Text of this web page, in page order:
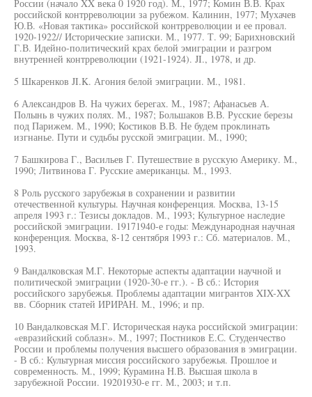
России (начало XX века 0 1920 год). М., 1977; Комин В.В. Крах
российской контрреволюции за рубежом. Калинин, 1977; Мухачев
Ю.В. «Новая тактика» российской контрреволюции и ее провал.
1920-1922// Исторические записки. М., 1977. Т. 99; Барихновский
Г.В. Идейно-политический крах белой эмиграции и разгром
внутренней контрреволюции (1921-1924). JI., 1978, и др.
5 Шкаренков JI.K. Агония белой эмиграции. М., 1981.
6 Александров В. На чужих берегах. М., 1987; Афанасьев А.
Полынь в чужих полях. М., 1987; Большаков В.В. Русские березы
под Парижем. М., 1990; Костиков В.В. Не будем проклинать
изгнанье. Пути и судьбы русской эмиграции. М., 1990;
7 Башкирова Г., Васильев Г. Путешествие в русскую Америку. М.,
1990; Литвинова Г. Русские американцы. М., 1993.
8 Роль русского зарубежья в сохранении и развитии
отечественной культуры. Научная конференция. Москва, 13-15
апреля 1993 г.: Тезисы докладов. М., 1993; Культурное наследие
российской эмиграции. 19171940-е годы: Международная научная
конференция. Москва, 8-12 сентября 1993 г.: Сб. материалов. М.,
1993.
9 Вандалковская М.Г. Некоторые аспекты адаптации научной и
политической эмиграции (1920-30-е гг.). - В сб.: История
российского зарубежья. Проблемы адаптации мигрантов XIX-XX
вв. Сборник статей ИРИРАН. М., 1996; и пр.
10 Вандалковская М.Г. Историческая наука российской эмиграции:
«евразийский соблазн». М., 1997; Постников Е.С. Студенчество
России и проблемы получения высшего образования в эмиграции.
- В сб.: Культурная миссия российского зарубежья. Прошлое и
современность. М., 1999; Курамина Н.В. Высшая школа в
зарубежной России. 19201930-е гг. М., 2003; и т.п.